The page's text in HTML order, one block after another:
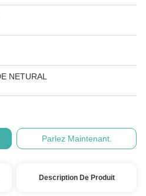
NETURAL
Parlez Maintenant.
Description De Produit